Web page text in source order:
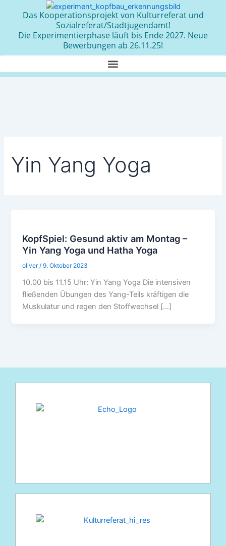
Das Kooperationsprojekt von Kulturreferat und
Sozialreferat/Stadtjugendamt!
Die Experimentierphase läuft bis Ende 2027. Neue
Bewerbungen ab 26.11.25!
Yin Yang Yoga
KopfSpiel: Gesund aktiv am Montag –
Yin Yang Yoga und Hatha Yoga
oliver/9. Oktober 2023
10.00 bis 11.15 Uhr: Yin Yang Yoga Die intensiven
fließenden Übungen des Yang-Teils kräftigen die
Muskulatur und regen den Stoffwechsel […]